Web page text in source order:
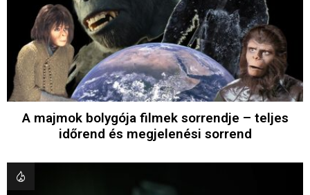
A majmok bolygója filmek sorrendje – teljes
időrend és megjelenési sorrend